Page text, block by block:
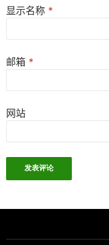
显示名称 *
邮箱 *
网站